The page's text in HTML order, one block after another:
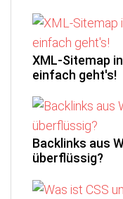
XML-Sitemap
einfach geht's!
Backlinks aus
überflüssig?